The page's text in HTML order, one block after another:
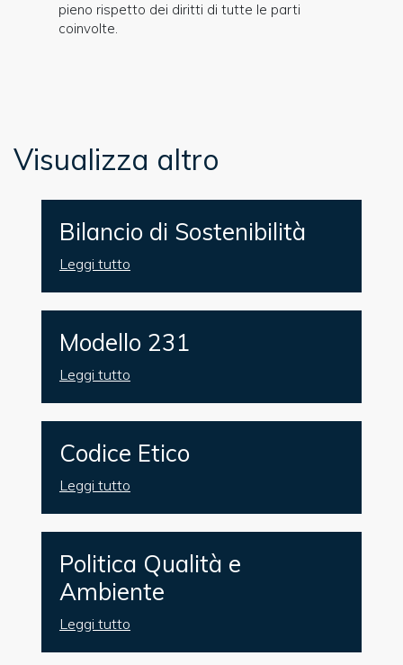
pieno rispetto dei diritti di tutte le parti
coinvolte.
Visualizza altro
Bilancio di Sostenibilità
Leggi tutto
Modello 231
Leggi tutto
Codice Etico
Leggi tutto
Politica Qualità e
Ambiente
Leggi tutto